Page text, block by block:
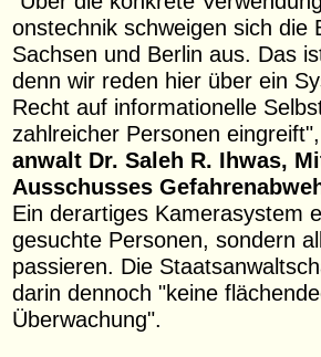
ons­technik schweigen sich die
Sachsen und Berlin aus. Das
denn wir reden hier über ein
Recht auf informa­tionelle
zahlreicher Personen
anwalt Dr. Saleh R. Ihwas,
Ausschusses
Ein derartiges Kamera­system
gesuchte Personen, sondern
passieren. Die
darin dennoch "keine
Überwachung".